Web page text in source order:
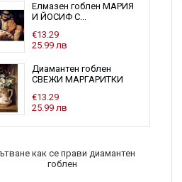
Елмазен гоблен МАРИЯ
И ЙОСИФ С...
€13.29
25.99 лв
Диамантен гоблен
СВЕЖИ МАРГАРИТКИ
€13.29
25.99 лв